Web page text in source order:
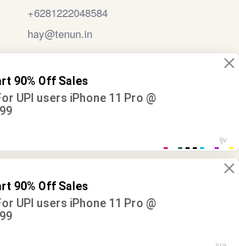
+6281222048584
hay@tenun.in
- Tenun Indonesia